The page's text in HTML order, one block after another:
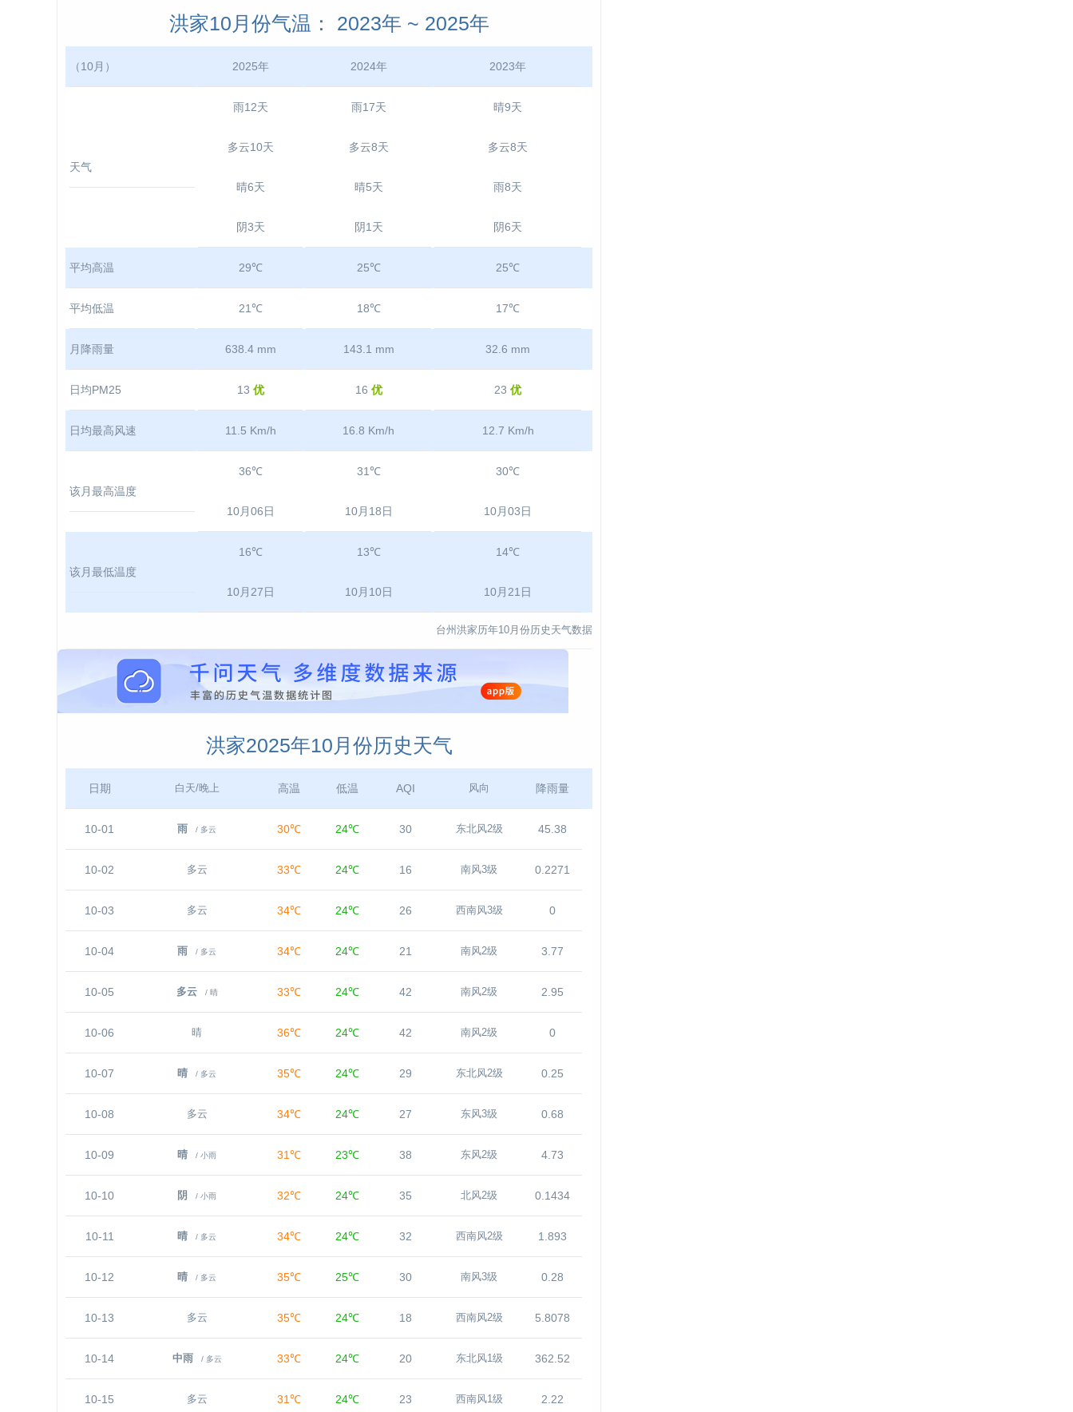
洪家10月份气温： 2023年 ~ 2025年
（10月） 2025年 2024年 2023年
天气
雨12天
多云10天
晴6天
阴3天
雨17天
多云8天
晴5天
阴1天
晴9天
多云8天
雨8天
阴6天
平均高温 29℃ 25℃ 25℃
平均低温 21℃ 18℃ 17℃
月降雨量 638.4 mm 143.1 mm 32.6 mm
日均PM25 13 优 16 优 23优
日均最高风速 11.5 Km/h 16.8 Km/h 12.7 Km/h
该月最高温度
36℃
10月06日
31℃
10月18日
30℃
10月03日
该月最低温度
16℃
10月27日
13℃
10月10日
14℃
10月21日
台州洪家历年10月份历史天气数据
洪家2025年10月份历史天气
日期 白天/晚上 高温 低温 AQI 风向 降雨量
10-01 雨 / 多云 30℃ 24℃ 30 东北风2级 45.38
10-02 多云 33℃ 24℃ 16 南风3级 0.2271
10-03 多云 34℃ 24℃ 26 西南风3级 0
10-04 雨 / 多云 34℃ 24℃ 21 南风2级 3.77
10-05 多云 / 晴 33℃ 24℃ 42 南风2级 2.95
10-06 晴 36℃ 24℃ 42 南风2级 0
10-07 晴 / 多云 35℃ 24℃ 29 东北风2级 0.25
10-08 多云 34℃ 24℃ 27 东风3级 0.68
10-09 晴 / 小雨 31℃ 23℃ 38 东风2级 4.73
10-10 阴 / 小雨 32℃ 24℃ 35 北风2级 0.1434
10-11 晴 / 多云 34℃ 24℃ 32 西南风2级 1.893
10-12 晴 / 多云 35℃ 25℃ 30 南风3级 0.28
10-13 多云 35℃ 24℃ 18 西南风2级 5.8078
10-14 中雨 / 多云 33℃ 24℃ 20 东北风1级 362.52
10-15 多云 31℃ 24℃ 23 西南风1级 2.22